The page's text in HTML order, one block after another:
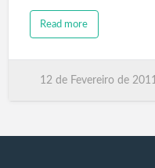
Read more
12 de Fevereiro de 2011